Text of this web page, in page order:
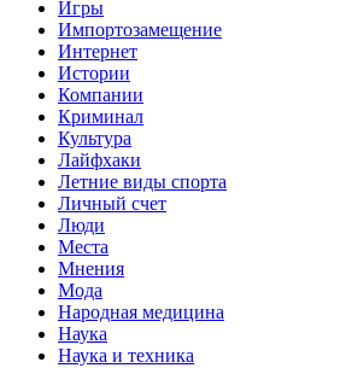
Игры
Импортозамещение
Интернет
Истории
Компании
Криминал
Культура
Лайфхаки
Летние виды спорта
Личный счет
Люди
Места
Мнения
Мода
Народная медицина
Наука
Наука и техника